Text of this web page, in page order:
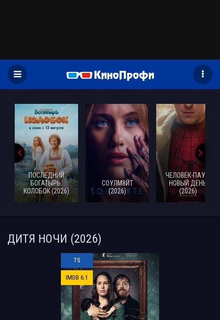
ПОСЛЕДНИЙ
БОГАТЫРЬ.
КОЛОБОК (2026)
СОУЛМ8ЙТ
(2026)
ЧЕЛОВЕК-ПАУК:
НОВЫЙ ДЕНЬ
(2026)
ДИТЯ НОЧИ (2026)
TS
IMDB 6.1